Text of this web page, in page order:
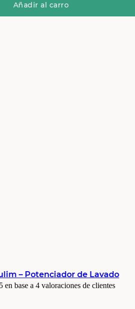
Añadir al carro
– Potenciador de Lavado
en base a 4 valoraciones de clientes